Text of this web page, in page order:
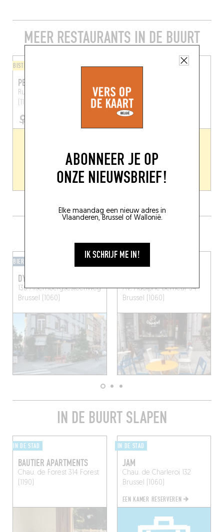
ABONNEER JE OP
ONZE NIEUWSBRIEF!
Elke maandag een nieuw adres in
Vlaanderen, Brussel of Wallonië.
IK SCHRIJF ME IN!
MEER RESTAURANTS IN DE BUURT
BISTRO
PERRUCHE
Rue des Alliés 113
Brussel
THEEKRANSJE
Chau. de Bruxelles 181
Brussel (1190)
BIERCAFÉ
DYNAMO - BAR DE SOIF
130 Alsembergsesteenweg
Brussel (1060)
Av. Adolphe Demeur 34
Brussel (1060)
IN DE BUURT SLAPEN
IN DE STAD
BAUTIER APARTMENTS
Chau. de Forest 314 Forest
(1190)
IN DE STAD
JAM
Chau. de Charleroi 132
Brussel (1060)
EEN KAMER RESERVEREN